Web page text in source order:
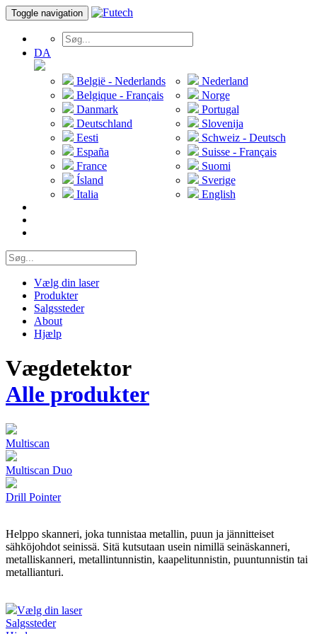
Toggle navigation
DA
België - Nederlands
Belgique - Français
Danmark
Deutschland
Eesti
España
France
Ísland
Italia
Nederland
Norge
Portugal
Slovenija
Schweiz - Deutsch
Suisse - Français
Suomi
Sverige
English
Vælg din laser
Produkter
Salgssteder
About
Hjælp
Vægdetektor
Alle produkter
Multiscan
Multiscan Duo
Drill Pointer
Helppo skanneri, joka tunnistaa metallin, puun ja jännitteiset
sähköjohdot seinissä. Sitä kutsutaan usein nimillä seinäskanneri,
metalliskanneri, metallintunnistin, kaapelitunnistin, puuntunnistin tai
metallianturi.
Vælg din laser
Salgssteder